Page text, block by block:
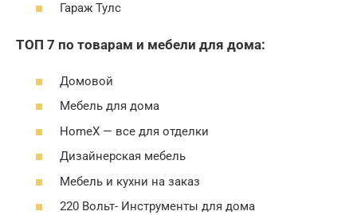
Гараж Тулс
ТОП 7 по товарам и мебели для дома:
Домовой
Мебель для дома
HomeX — все для отделки
Дизайнерская мебель
Мебель и кухни на заказ
220 Вольт- Инструменты для дома